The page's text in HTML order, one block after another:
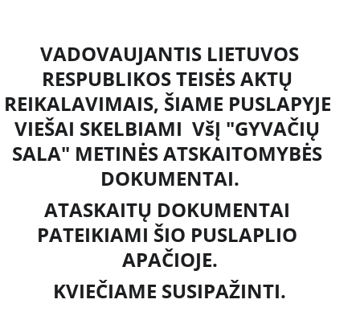
VADOVAUJANTIS LIETUVOS
RESPUBLIKOS TEISĖS AKTŲ
REIKALAVIMAIS, ŠIAME PUSLAPYJE
VIEŠAI SKELBIAMI  VšĮ "GYVAČIŲ
SALA" METINĖS ATSKAITOMYBĖS
DOKUMENTAI.
ATASKAITŲ DOKUMENTAI
PATEIKIAMI ŠIO PUSLAPLIO
APAČIOJE.
KVIEČIAME SUSIPAŽINTI.